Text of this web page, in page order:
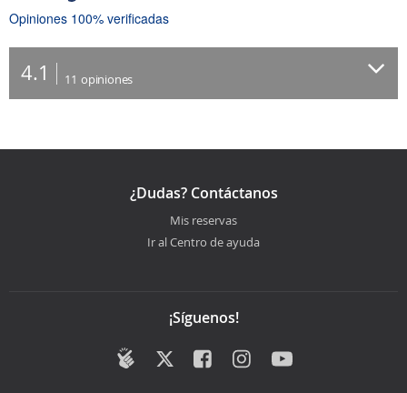
Opiniones 100% verificadas
4.1 11 opiniones
¿Dudas? Contáctanos
Mis reservas
Ir al Centro de ayuda
¡Síguenos!